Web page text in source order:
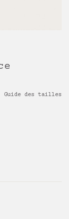
Guide des tailles